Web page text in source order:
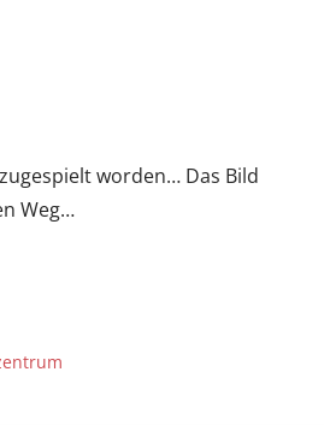
worden… Das Bild
Weg…